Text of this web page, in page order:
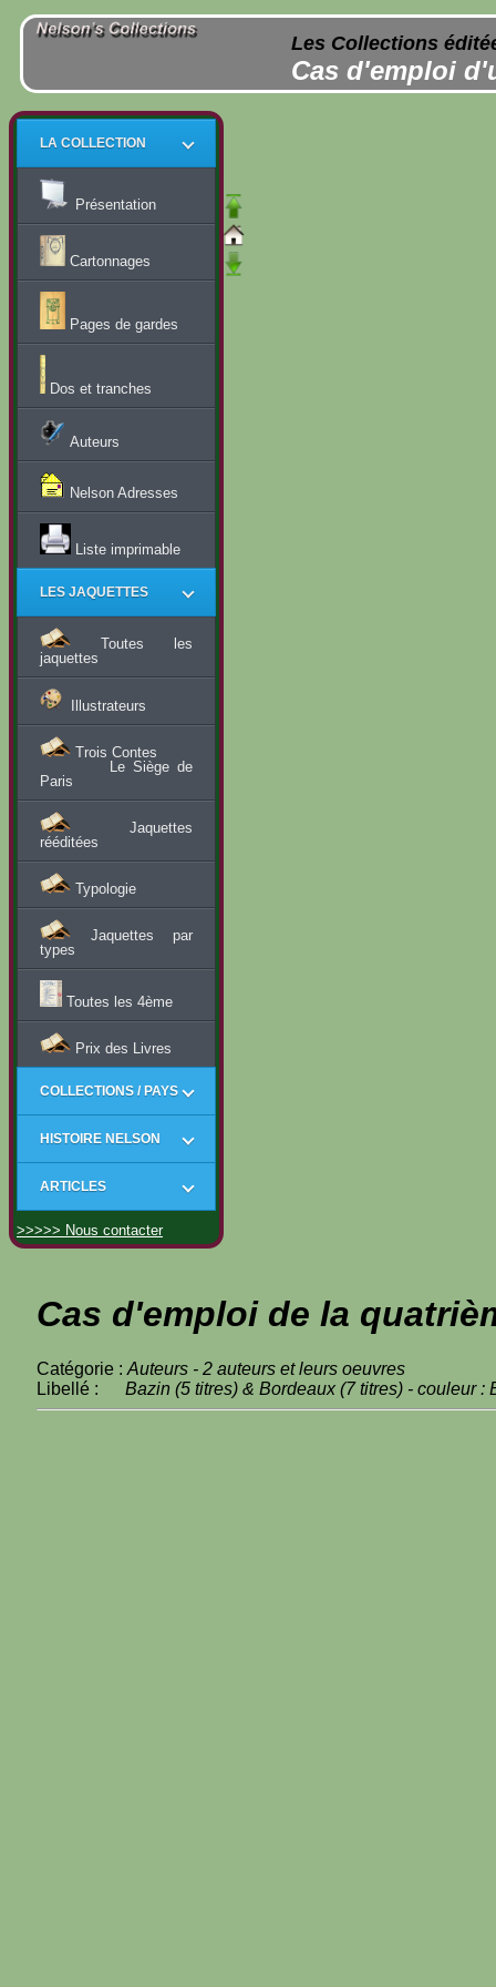
Les Collections
Cas d'emploi
LA COLLECTION
Présentation
Cartonnages
Pages de gardes
Dos et tranches
Auteurs
Nelson Adresses
Liste imprimable
LES JAQUETTES
Toutes les
jaquettes
Illustrateurs
Trois Contes
Le Siège de
Paris
Jaquettes
rééditées
Typologie
Jaquettes par
types
Toutes les 4ème
Prix des Livres
COLLECTIONS / PAYS
HISTOIRE NELSON
ARTICLES
>>>>> Nous contacter
Cas d'emploi de la
Catégorie : Auteurs - 2 auteurs et leurs oeuvres
Libellé : Bazin (5 titres) & Bordeaux (7 titres) - couleur :